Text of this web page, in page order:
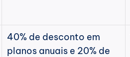
40% de desconto em
planos anuais e 20% de